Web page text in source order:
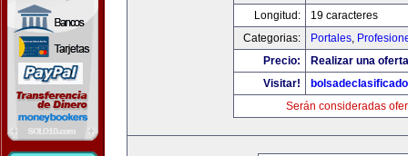
Longitud:
19 caracteres
Categorias:
Portales,
Precio:
Realizar una
Visitar!
Serán consideradas